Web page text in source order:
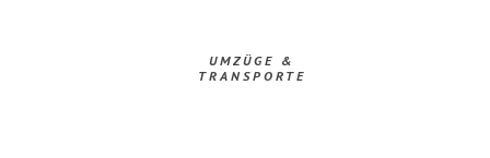
UMZÜGE &
TRANSPORTE